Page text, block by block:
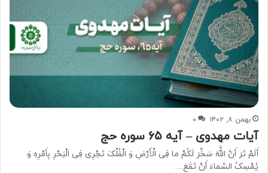
بهمن ۸, ۱۴۰۲ ۰
آیات مهدوی – آیه ۶۵ سوره حج
أَلَمْ تَرَ أَنَّ اللَّهَ سَخَّرَ لَکُمْ ما فِی الْأَرْضِ وَ الْفُلْکَ تَجْرِی فِی الْبَحْرِ بِأَمْرِهِ وَ
یُمْسِکُ السَّماءَ أَنْ تَقَعَ…